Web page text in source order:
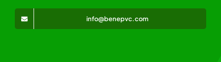
info@benepvc.com